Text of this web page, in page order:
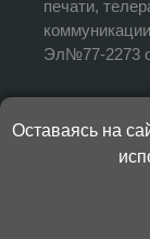
печати,
Эл№77-2273
рекламных
Адрес
Дмитровка,
Оставаясь на